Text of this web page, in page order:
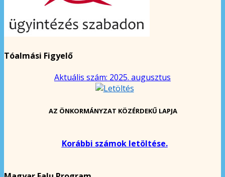
Tóalmási Figyelő
Aktuális szám: 2025. augusztus
AZ ÖNKORMÁNYZAT KÖZÉRDEKŰ LAPJA
Korábbi számok letöltése.